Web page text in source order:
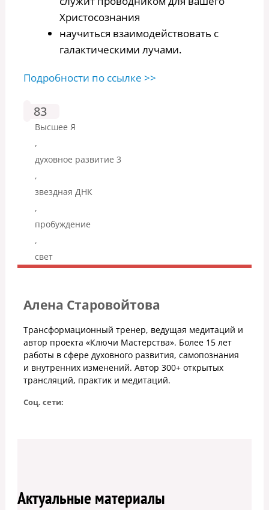
Христосознания
научиться взаимодействовать с
галактическими лучами.
Подробности по ссылке >>
Высшее Я
,
духовное развитие 3
,
звездная ДНК
,
пробуждение
,
свет
83
Алена Старовойтова
Трансформационный тренер, ведущая медитаций и
автор проекта «Ключи Мастерства». Более 15 лет
работы в сфере духовного развития, самопознания
и внутренних изменений. Автор 300+ открытых
трансляций, практик и медитаций.
Соц. сети:
Актуальные материалы